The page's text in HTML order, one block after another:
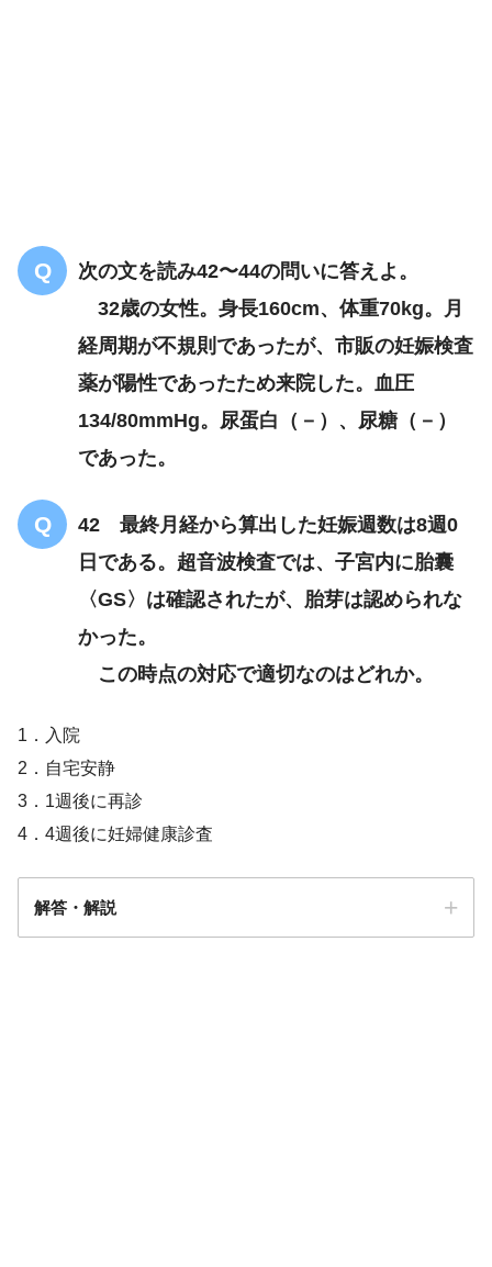
次の文を読み42〜44の問いに答えよ。
32歳の女性。身長160cm、体重70kg。月
経周期が不規則であったが、市販の妊娠検査
薬が陽性であったため来院した。血圧
134/80mmHg。尿蛋白（－）、尿糖（－）
であった。
42 最終月経から算出した妊娠週数は8週0
日である。超音波検査では、子宮内に胎囊
〈GS〉は確認されたが、胎芽は認められな
かった。
この時点の対応で適切なのはどれか。
1．入院
2．自宅安静
3．1週後に再診
4．4週後に妊婦健康診査
解答・解説